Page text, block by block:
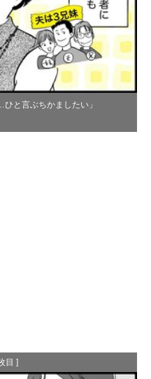
と言ぶちかましたい」
目 ]